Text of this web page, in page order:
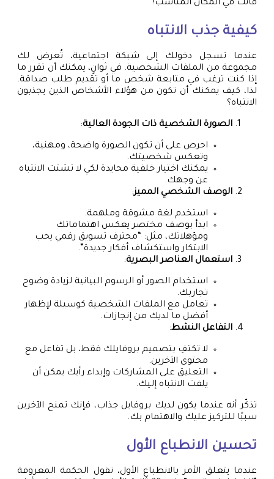
فأنت في المكان المناسب!
كيفية جذب الانتباه
عندما تسجل دخولك إلى شبكة اجتماعية، تُعرض لك
مجموعة من الملفات الشخصية. في ثوانٍ، يمكنك أن تقرر ما
إذا كنت ترغب في متابعة شخص ما أو تقديم طلب صداقة.
لذا، كيف يمكنك أن تكون من هؤلاء الأشخاص الذين يجذبون
الانتباه؟
الصورة الشخصية ذات الجودة العالية:
احرص على أن تكون الصورة واضحة، ومهنية،
وتعكس شخصيتك.
يمكنك اختيار خلفية محايدة لكي لا تشتت الانتباه
عن وجهك.
الوصف الشخصي المميز:
استخدم لغة مشوقة وملهمة.
ابدأ بوصف مختصر يعكس اهتماماتك
ومؤهلاتك، مثل: “محترف تسويق رقمي يحب
الابتكار واستكشاف أفكار جديدة”.
استعمال العناصر البصرية:
استخدام الصور أو الرسوم البيانية لزيادة وضوح
تجاربك.
تعامل مع الملفات الشخصية كوسيلة لإظهار
أفضل ما لديك من إنجازات.
التفاعل النشط:
لا تكتفِ بتصميم بروفايلك فقط، بل تفاعل مع
محتوى الآخرين.
التعليق على المشاركات وإبداء رأيك يمكن أن
يلفت الانتباه إليك.
تذكّر أنه عندما يكون لديك بروفايل جذاب، فإنك تمنح الآخرين
سببًا للتركيز عليك والاهتمام بك.
تحسين الانطباع الأول
عندما يتعلق الأمر بالانطباع الأول، تقول الحكمة المعروفة